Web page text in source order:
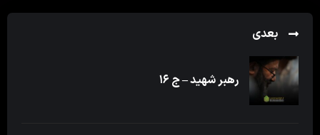
بعدی
رهبر شهید – ج ۱۶